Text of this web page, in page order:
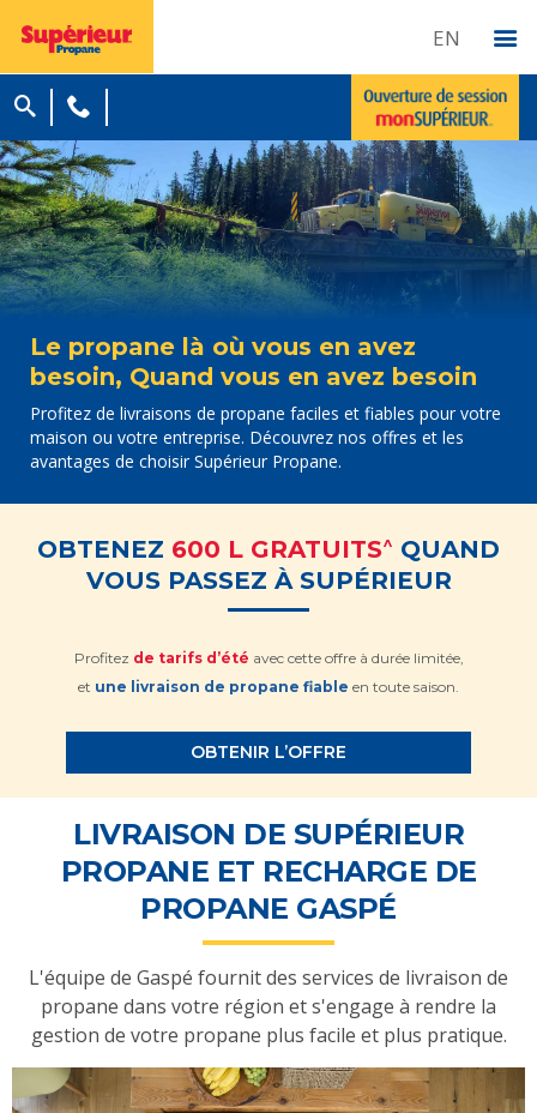
EN
Le propane là où vous en avez
besoin, Quand vous en avez besoin
Profitez de livraisons de propane faciles et fiables pour votre
maison ou votre entreprise. Découvrez nos offres et les
avantages de choisir Supérieur Propane.
OBTENEZ 600 L GRATUITS^ QUAND
VOUS PASSEZ À SUPÉRIEUR
Profitez de tarifs d’été avec cette offre à durée limitée,
et une livraison de propane fiable en toute saison.
OBTENIR L’OFFRE
LIVRAISON DE SUPÉRIEUR
PROPANE ET RECHARGE DE
PROPANE GASPÉ
L'équipe de Gaspé fournit des services de livraison de
propane dans votre région et s'engage à rendre la
gestion de votre propane plus facile et plus pratique.